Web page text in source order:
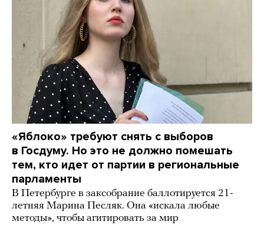
«Яблоко» требуют снять с выборов
в Госдуму. Но это не должно помешать
тем, кто идет от партии в региональные
парламенты
В Петербурге в заксобрание баллотируется 21-
летняя Марина Песляк. Она «искала любые
методы», чтобы агитировать за мир